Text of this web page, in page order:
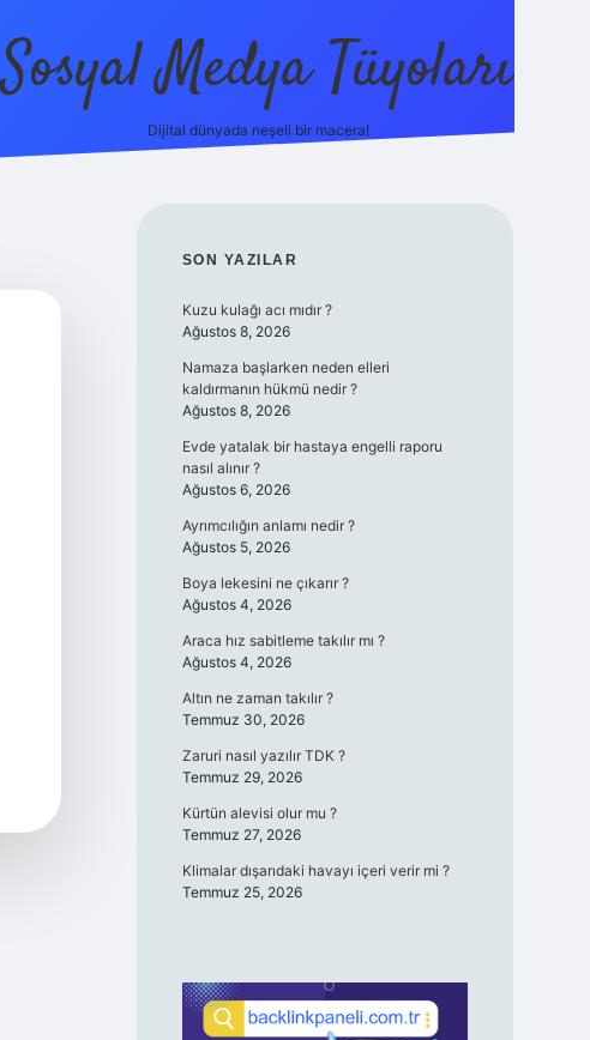
Sosyal Medya Tüyoları
Dijital dünyada neşeli bir macera!
SIDEBAR
SON YAZILAR
Kuzu kulağı acı mıdır ?
Ağustos 8, 2026
Namaza başlarken neden elleri
kaldırmanın hükmü nedir ?
Ağustos 8, 2026
Evde yatalak bir hastaya engelli raporu
nasıl alınır ?
Ağustos 6, 2026
Ayrımcılığın anlamı nedir ?
Ağustos 5, 2026
Boya lekesini ne çıkarır ?
Ağustos 4, 2026
Araca hız sabitleme takılır mı ?
Ağustos 4, 2026
Altın ne zaman takılır ?
Temmuz 30, 2026
Zaruri nasıl yazılır TDK ?
Temmuz 29, 2026
Kürtün alevisi olur mu ?
Temmuz 27, 2026
Klimalar dışarıdaki havayı içeri verir mi ?
Temmuz 25, 2026